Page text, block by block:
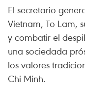
El secretario
Vietnam, To Lam,
y combatir el
una sociedada
los valores
Chi Minh.